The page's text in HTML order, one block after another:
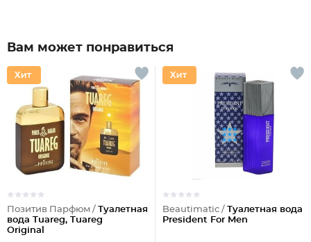
Вам может понравиться
Позитив Парфюм / Туалетная
вода Tuareg, Tuareg
Original
Beautimatic / Туалетная вода
President For Men